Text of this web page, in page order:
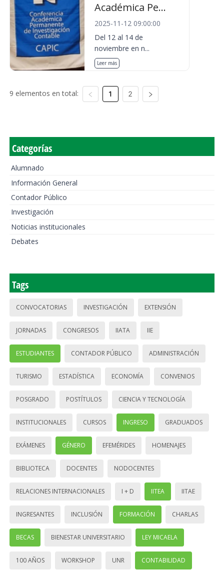
Académica Pe...
2025-11-12 09:00:00
Del 12 al 14 de
noviembre en n...
Leer más
9 elementos en total: 1 2
Categorías
Alumnado
Información General
Contador Público
Investigación
Noticias institucionales
Debates
Tags
CONVOCATORIAS INVESTIGACIÓN EXTENSIÓN
JORNADAS CONGRESOS IIATA IIE
ESTUDIANTES CONTADOR PÚBLICO ADMINISTRACIÓN
TURISMO ESTADÍSTICA ECONOMÍA CONVENIOS
POSGRADO POSTÍTULOS CIENCIA Y TECNOLOGÍA
INSTITUCIONALES CURSOS INGRESO GRADUADOS
EXÁMENES GÉNERO EFEMÉRIDES HOMENAJES
BIBLIOTECA DOCENTES NODOCENTES
RELACIONES INTERNACIONALES I + D IITEA IITAE
INGRESANTES INCLUSIÓN FORMACIÓN CHARLAS
BECAS BIENESTAR UNIVERSITARIO LEY MICAELA
100 AÑOS WORKSHOP UNR CONTABILIDAD